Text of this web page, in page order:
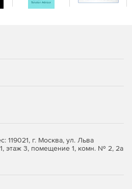
119021, г. Москва, ул. Льва
этаж 3, помещение 1, комн. № 2, 2а